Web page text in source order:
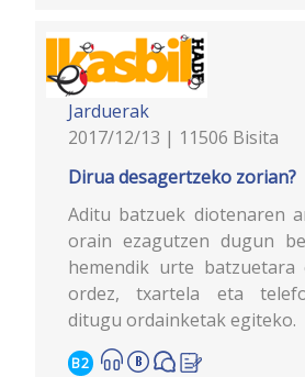
Jarduerak
2017/12/13 | 11506 Bisita
Dirua desagertzeko zorian?
Aditu batzuek diotenaren
orain ezagutzen dugun
hemendik urte batzuetara
ordez, txartela eta
ditugu ordainketak egiteko.
B2